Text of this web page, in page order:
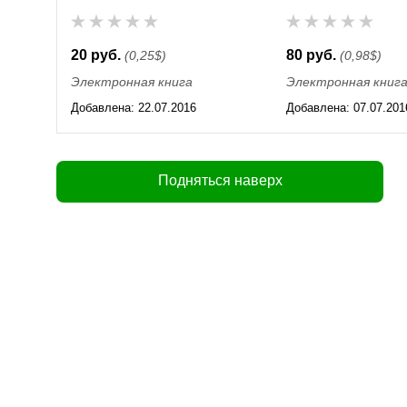
20 руб. (0,25$)
Электронная книга
Добавлена: 22.07.2016
01:35
80 руб. (0,98$)
Электронная книга
Добавлена:
01:35
Подняться наверх